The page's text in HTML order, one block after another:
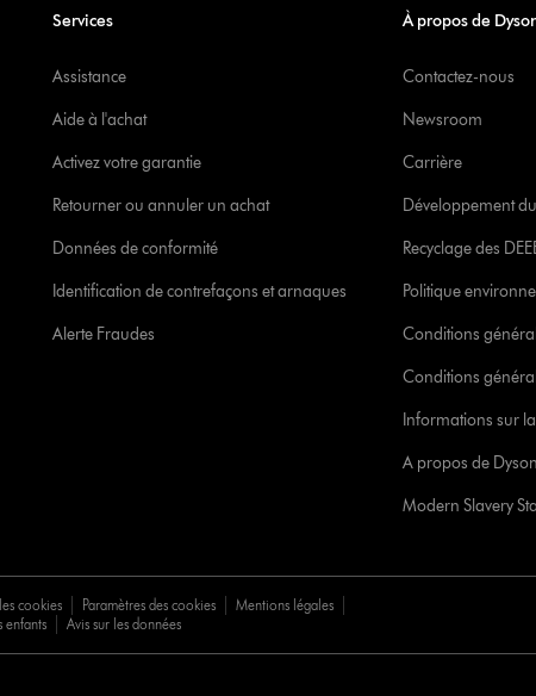
Services
Assistance
Aide à l'achat
Activez votre garantie
Retourner ou annuler un achat
Données de conformité
Identification de contrefaçons et arnaques
Alerte Fraudes
À propos de
Contactez-nous
Newsroom
Carrière
Développement
Recyclage des
Politique
Conditions
Conditions
Informations sur
A propos de Dyson
Modern Slavery
cookies Paramètres des cookies
Mentions légales
enfants
Avis sur les données